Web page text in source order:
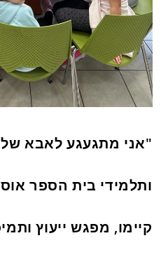
"אני מתגעגע לאבא
ותלמידי בית הספר
קיימו, מפגש ייעוץ